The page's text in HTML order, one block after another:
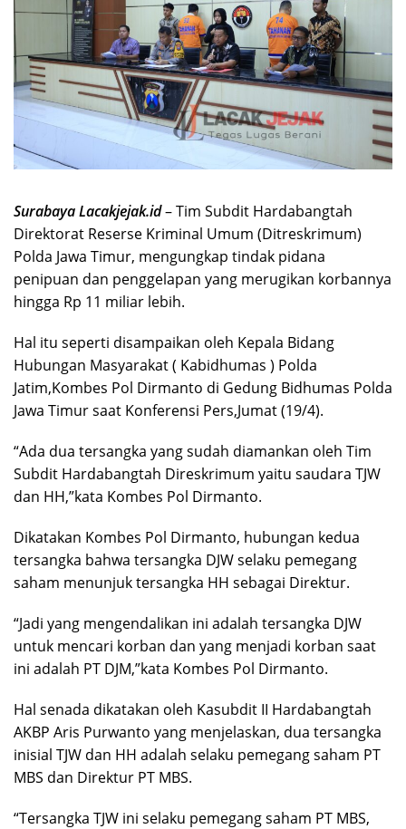
Surabaya Lacakjejak.id– Tim Subdit Hardabangtah
Direktorat Reserse Kriminal Umum (Ditreskrimum)
Polda Jawa Timur, mengungkap tindak pidana
penipuan dan penggelapan yang merugikan korbannya
hingga Rp 11 miliar lebih.
Hal itu seperti disampaikan oleh Kepala Bidang
Hubungan Masyarakat ( Kabidhumas ) Polda
Jatim,Kombes Pol Dirmanto di Gedung Bidhumas Polda
Jawa Timur saat Konferensi Pers,Jumat (19/4).
“Ada dua tersangka yang sudah diamankan oleh Tim
Subdit Hardabangtah Direskrimum yaitu saudara TJW
dan HH,”kata Kombes Pol Dirmanto.
Dikatakan Kombes Pol Dirmanto, hubungan kedua
tersangka bahwa tersangka DJW selaku pemegang
saham menunjuk tersangka HH sebagai Direktur.
“Jadi yang mengendalikan ini adalah tersangka DJW
untuk mencari korban dan yang menjadi korban saat
ini adalah PT DJM,”kata Kombes Pol Dirmanto.
Hal senada dikatakan oleh Kasubdit II Hardabangtah
AKBP Aris Purwanto yang menjelaskan, dua tersangka
inisial TJW dan HH adalah selaku pemegang saham PT
MBS dan Direktur PT MBS.
“Tersangka TJW ini selaku pemegang saham PT MBS,